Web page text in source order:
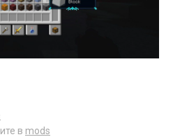
в mods